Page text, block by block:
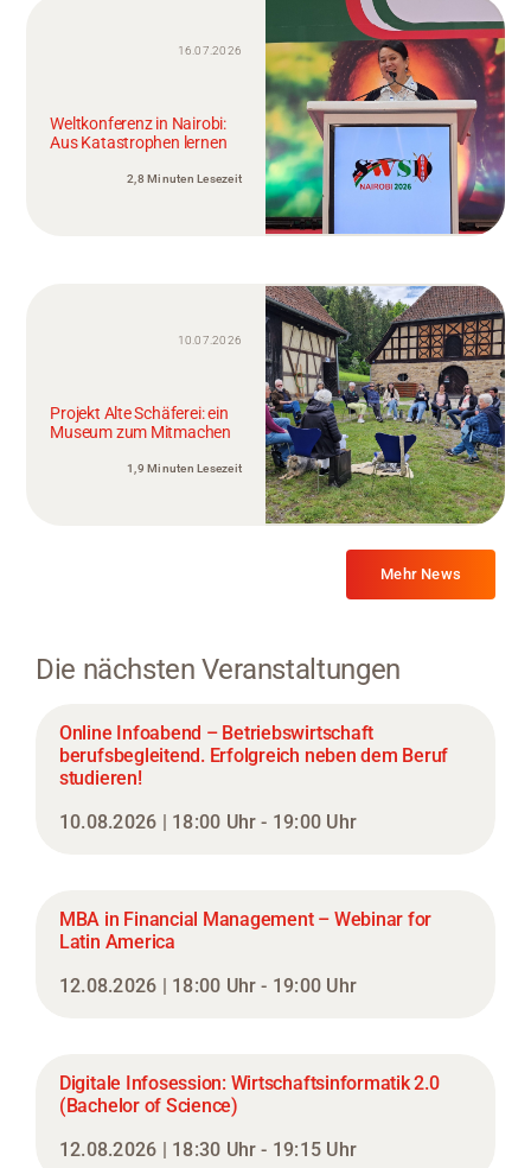
16.07.2026
Weltkonferenz in Nairobi:
Aus Katastrophen lernen
2,8 Minuten Lesezeit
10.07.2026
Projekt Alte Schäferei: ein
Museum zum Mitmachen
1,9 Minuten Lesezeit
Mehr News
Die nächsten Veranstaltungen
Online Infoabend – Betriebswirtschaft
berufsbegleitend. Erfolgreich neben dem Beruf
studieren!
10.08.2026 | 18:00 Uhr - 19:00 Uhr
MBA in Financial Management – Webinar for
Latin America
12.08.2026 | 18:00 Uhr - 19:00 Uhr
Digitale Infosession: Wirtschaftsinformatik 2.0
(Bachelor of Science)
12.08.2026 | 18:30 Uhr - 19:15 Uhr